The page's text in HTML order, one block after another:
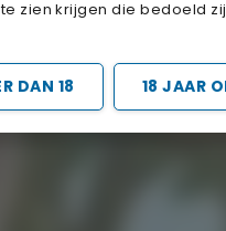
zien krijgen die bedoeld
DAN 18 18 JAAR